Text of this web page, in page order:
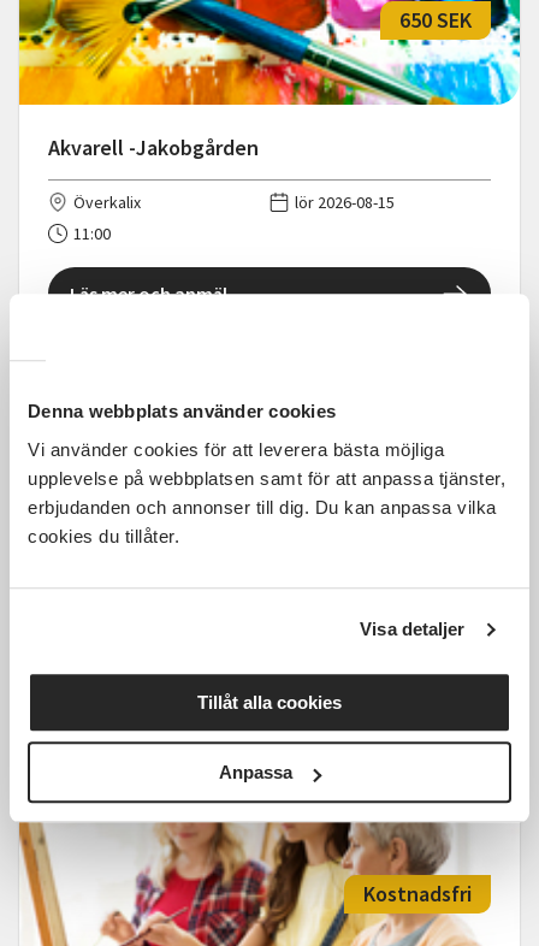
Denna webbplats använder cookies
Vi använder cookies för att leverera bästa möjliga
upplevelse på webbplatsen samt för att anpassa tjänster,
erbjudanden och annonser till dig. Du kan anpassa vilka
cookies du tillåter.
Visa detaljer
Tillåt alla cookies
Anpassa
Akvarell -Jakobgården
650 SEK
Överkalix
lör 2026-08-15
11:00
Läs mer och anmäl
Helgkurs i porträttmåling i akvarell
930 SEK
lör 2026-08-15
13:00
2 Tillfällen
Läs mer och anmäl
Kostnadsfri